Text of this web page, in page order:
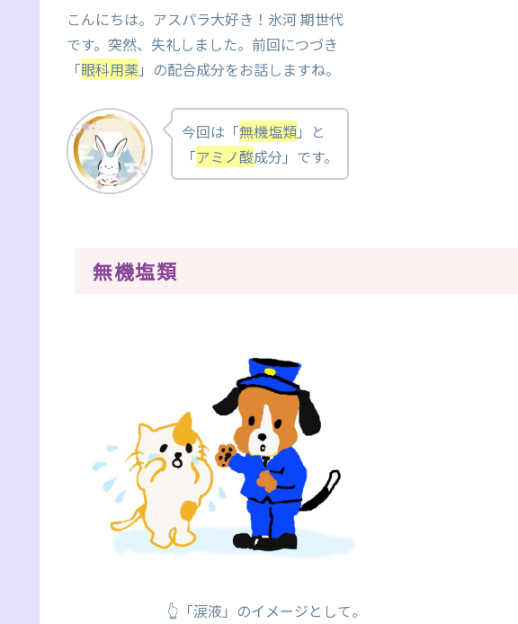
こんにちは。アスパラ大好き！氷河 期世代
です。突然、失礼しました。前回につづき
「眼科用薬 」の配合成分をお話しますね。
今回は「無機塩類」と
「アミノ酸成分」です。
無機塩類
👆「涙液」のイメージとして。